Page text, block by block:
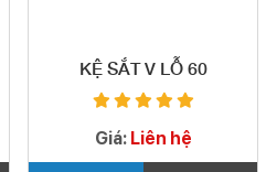
KỆ SẮT V LỖ 60
Giá: Liên hệ